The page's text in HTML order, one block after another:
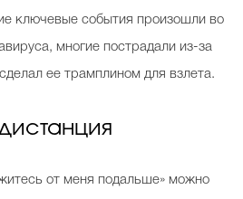
ключевые события произошли во
многие пострадали из-за
ее трамплином для взлета.
от меня подальше» можно